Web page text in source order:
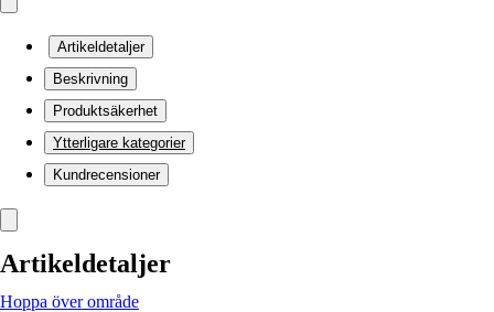
Artikeldetaljer
Beskrivning
Produktsäkerhet
Ytterligare kategorier
Kundrecensioner
Artikeldetaljer
Hoppa över område